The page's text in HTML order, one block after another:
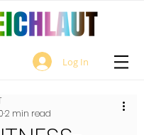
Log In
2 min read